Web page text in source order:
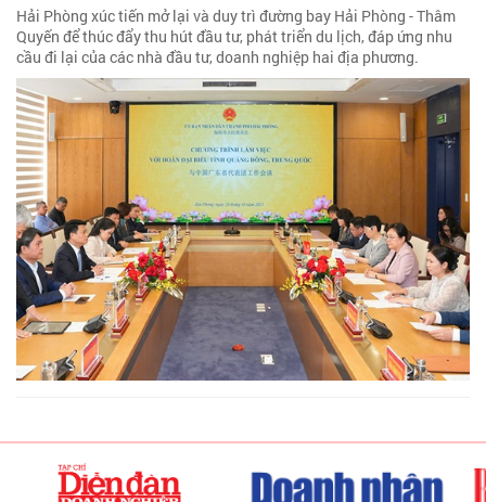
Hải Phòng xúc tiến mở lại và duy trì đường bay Hải Phòng - Thâm
Quyến để thúc đẩy thu hút đầu tư, phát triển du lịch, đáp ứng nhu
cầu đi lại của các nhà đầu tư, doanh nghiệp hai địa phương.